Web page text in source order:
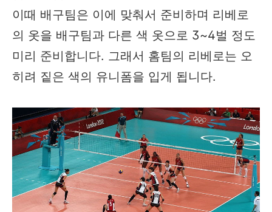
이때 배구팀은 이에 맞춰서 준비하며 리베로
의 옷을 배구팀과 다른 색 옷으로 3~4벌 정도
미리 준비합니다. 그래서 홈팀의 리베로는 오
히려 짙은 색의 유니폼을 입게 됩니다.